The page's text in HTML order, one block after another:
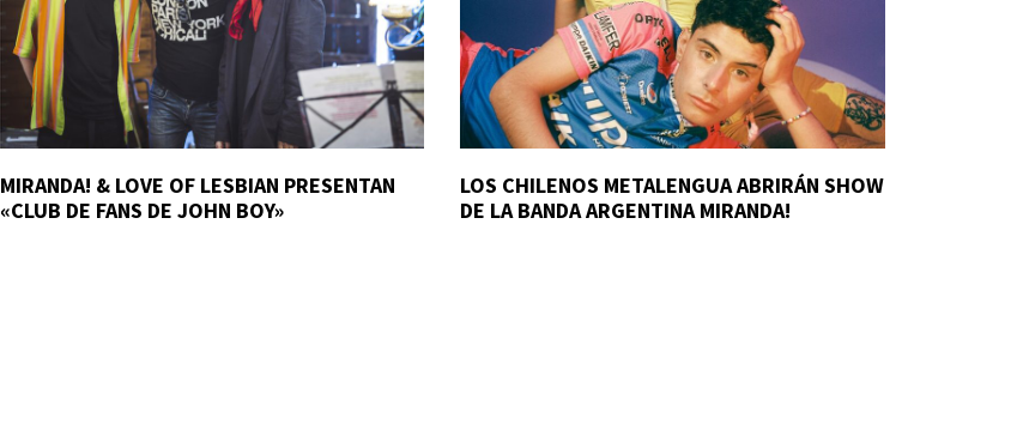
MIRANDA! & LOVE OF LESBIAN PRESENTAN
«CLUB DE FANS DE JOHN BOY»
LOS CHILENOS METALENGUA ABRIRÁN SHOW
DE LA BANDA ARGENTINA MIRANDA!